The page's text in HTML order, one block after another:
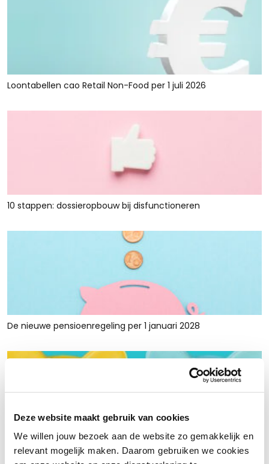
Deze website maakt gebruik van cookies
We willen jouw bezoek aan de website zo gemakkelijk en
relevant mogelijk maken. Daarom gebruiken we cookies
Loontabellen cao Retail Non-Food per 1 juli 2026
10 stappen: dossieropbouw bij disfunctioneren
De nieuwe pensioenregeling per 1 januari 2028
Rust en ruimte met werkkapitaalfinanciering: voor retailers
die tijdelijk krap zitten